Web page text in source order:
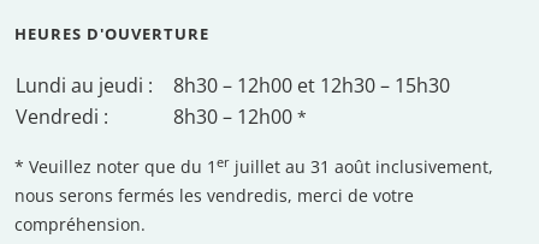
HEURES D'OUVERTURE
Lundi au jeudi :
8h30 – 12h00 et 12h30 – 15h30
Vendredi :
8h30 – 12h00 *
* Veuillez noter que du 1 er juillet au 31 août inclusivement,
nous serons fermés les vendredis, merci de votre
compréhension.